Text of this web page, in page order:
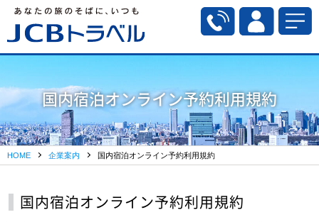
国内宿泊オンライン予約利用規約
HOME 企業案内 国内宿泊オンライン予約利用規約
国内宿泊オンライン予約利用規約